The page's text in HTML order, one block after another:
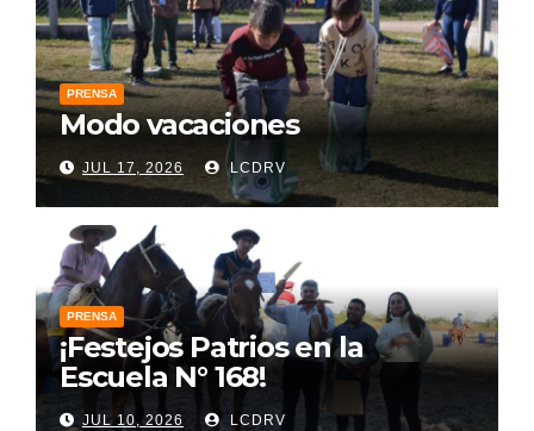
PRENSA
Modo vacaciones
JUL 17, 2026 LCDRV
PRENSA
¡Festejos Patrios en la
Escuela N° 168!
JUL 10, 2026 LCDRV